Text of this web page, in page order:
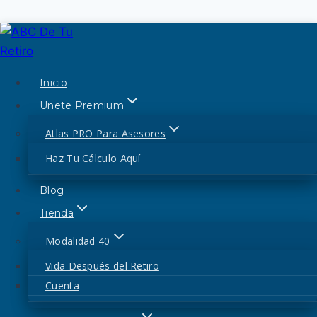
Saltar
al
Inicio
Unete Premium
Atlas PRO Para Asesores
Haz Tu Cálculo Aquí
Blog
Tienda
Modalidad 40
Vida Después del Retiro
Cuenta
modalidad 40
Costo de la Modalidad
40 en 2026: ¿Cuánto
invertir un año?
admin 26 de febrero de 2026
de 2026
Costo de la Modalidad 40 en 2026: ¿Cuánto